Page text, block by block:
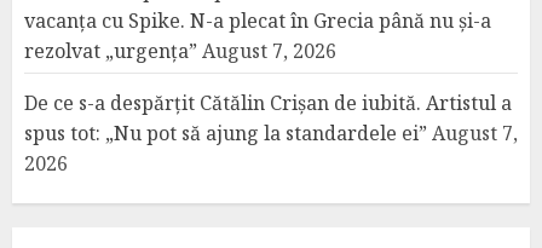
vacanța cu Spike. N-a plecat în Grecia până nu și-a
rezolvat „urgența” August 7, 2026
De ce s-a despărțit Cătălin Crișan de iubită. Artistul a
spus tot: „Nu pot să ajung la standardele ei” August 7,
2026